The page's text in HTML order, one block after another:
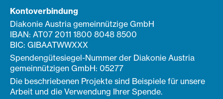
Kontoverbindung
Diakonie Austria gemeinnützige GmbH
IBAN: AT07 2011 1800 8048 8500
BIC: GIBAATWWXXX
Spendengütesiegel-Nummer der Diakonie Austria
gemeinnützigen GmbH: 05277
Die beschriebenen Projekte sind Beispiele für unsere
Arbeit und die Verwendung Ihrer Spende.